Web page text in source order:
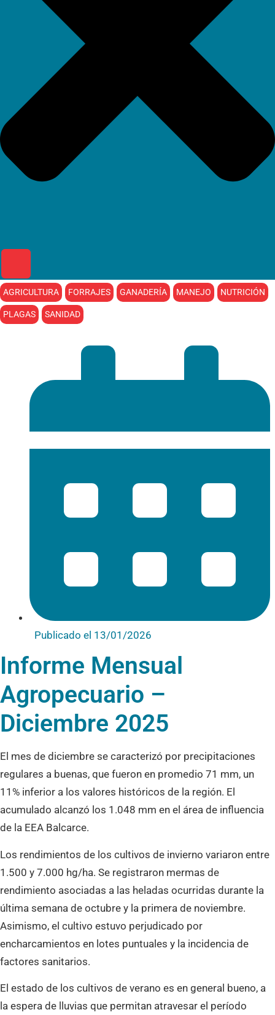
AGRICULTURA FORRAJES GANADERÍA MANEJO NUTRICIÓN
PLAGAS SANIDAD
Publicado el 13/01/2026
Informe Mensual
Agropecuario –
Diciembre 2025
El mes de diciembre se caracterizó por precipitaciones
regulares a buenas, que fueron en promedio 71 mm, un
11% inferior a los valores históricos de la región. El
acumulado alcanzó los 1.048 mm en el área de influencia
de la EEA Balcarce.
Los rendimientos de los cultivos de invierno variaron entre
1.500 y 7.000 hg/ha. Se registraron mermas de
rendimiento asociadas a las heladas ocurridas durante la
última semana de octubre y la primera de noviembre.
Asimismo, el cultivo estuvo perjudicado por
encharcamientos en lotes puntuales y la incidencia de
factores sanitarios.
El estado de los cultivos de verano es en general bueno, a
la espera de lluvias que permitan atravesar el período